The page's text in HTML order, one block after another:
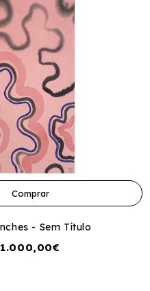
Comprar
- Sem Título
1.000,00€